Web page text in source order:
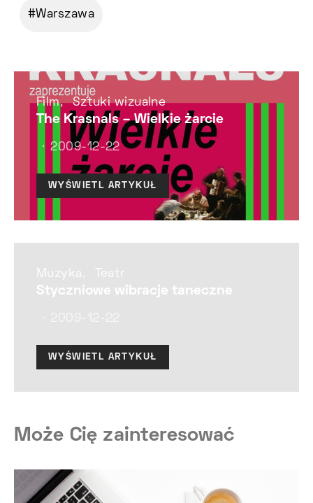
Warszawa
Film Sztuki wizualne
The Krasnals – Wielkie żarcie
2009-12-22
WYŚWIETL ARTYKUŁ
Muzyka Teatr
Styczniowe wibracje taneczne
WYŚWIETL ARTYKUŁ
Może Cię zainteresować